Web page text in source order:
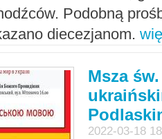
Podobną
diecezjanom.
Msza
2022-03-18